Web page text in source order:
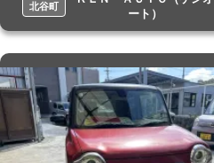
北谷町
ート）